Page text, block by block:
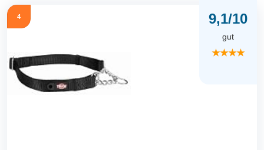
4 9,1/10
gut
★★★★